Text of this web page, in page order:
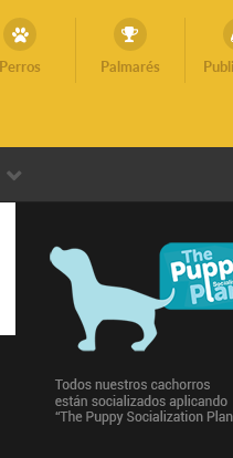
Perros Palmarés